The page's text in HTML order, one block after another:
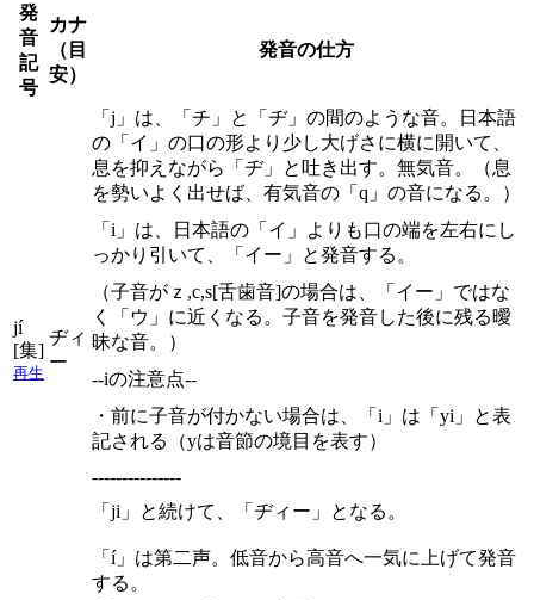
発
音
記
号
カナ
（目
安）
発音の仕方
jí
[集]
再生
ヂィ
ー
「j」は、「チ」と「ヂ」の間のような音。日本語
の「イ」の口の形より少し大げさに横に開いて、
息を抑えながら「ヂ」と吐き出す。無気音。（息
を勢いよく出せば、有気音の「q」の音になる。）
「i」は、日本語の「イ」よりも口の端を左右にし
っかり引いて、「イー」と発音する。
（子音がｚ,c,s[舌歯音]の場合は、「イー」ではな
く「ウ」に近くなる。子音を発音した後に残る曖
昧な音。）
--iの注意点--
・前に子音が付かない場合は、「i」は「yi」と表
記される（yは音節の境目を表す）
---------------
「ji」と続けて、「ヂィー」となる。
「í」は第二声。低音から高音へ一気に上げて発音
する。